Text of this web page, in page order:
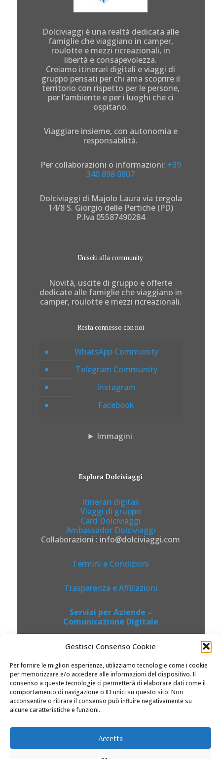
Gestisci Consenso Cookie
Per fornire le migliori esperienze, utilizziamo tecnologie come i cookie
per memorizzare e/o accedere alle informazioni del dispositivo. Il
consenso a queste tecnologie ci permetterà di elaborare dati come il
comportamento di navigazione o ID unici su questo sito. Non
acconsentire o ritirare il consenso può influire negativamente su
alcune caratteristiche e funzioni.
Accetta
Dolciviaggi è una realtà dedicata alle
famiglie che viaggiano in camper,
roulotte e mezzi ricreazionali, in
libertà e consapevolezza.
Creiamo itinerari digitali e viaggi di
gruppo pensati per chi ama scoprire il
territorio con rispetto per le persone,
per l’ambiente e per i luoghi che ci
ospitano.
Viaggiare insieme, con autonomia e
responsabilità.
Per collaborazioni o informazioni: +39
340 898 0807
Dolciviaggi di Majolo Laura via tergola
14/8 S. Giorgio delle Pertiche (PD)
P.Iva 05587490284
Unisciti alla community
Novità, uscite di gruppo e offerte
dedicate alle famiglie che viaggiano in
camper, roulotte e mezzi ricreazionali.
Resta connesso con noi
WhatsApp Community
Telegram Community
Instagram
Facebook
Immagini
Esplora Dolciviaggi
Itinerari digitali
Viaggi di gruppo
Card Dolciviaggi
Ambassador Dolciviaggi
Collaborazioni : info@dolciviaggi.com
Termini e Condizioni
Trasparenza e Affiliazioni
Servizi per Aziende –
Comunicazione Digitale